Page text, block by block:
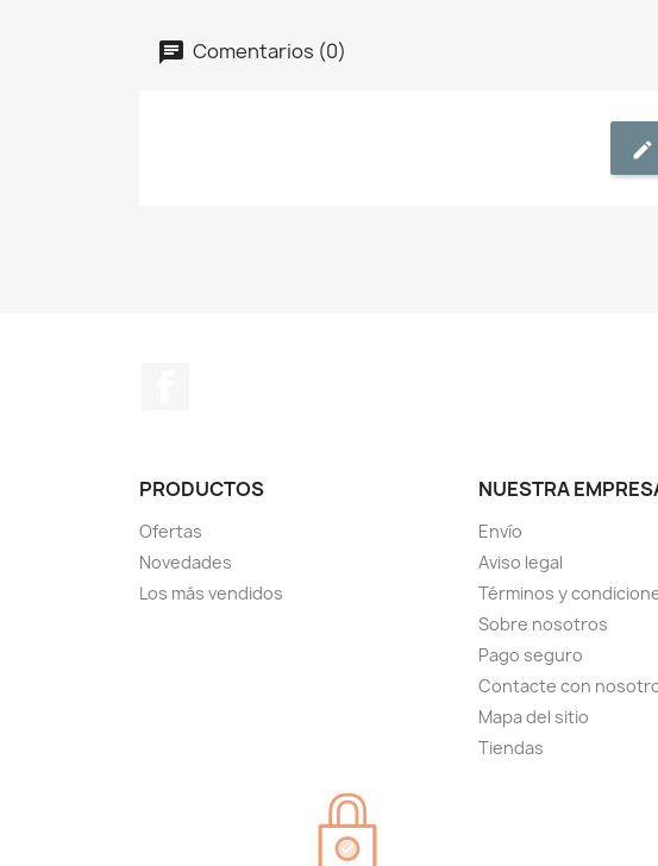
Comentarios (0)
PRODUCTOS
Ofertas
Novedades
Los más vendidos
NUESTRA
Envío
Aviso legal
Términos y
Sobre nosotros
Pago seguro
Contacte con
Mapa del sitio
Tiendas